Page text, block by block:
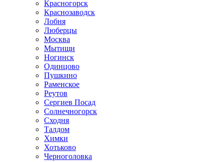
Красногорск
Краснозаводск
Лобня
Люберцы
Москва
Мытищи
Ногинск
Одинцово
Пушкино
Раменское
Реутов
Сергиев Посад
Солнечногорск
Сходня
Талдом
Химки
Хотьково
Черноголовка